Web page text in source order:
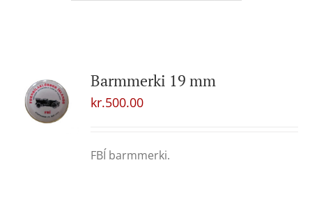
Barmmerki 19 mm
kr.500.00
FBÍ barmmerki.